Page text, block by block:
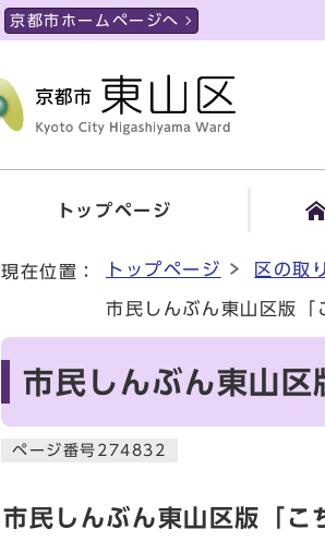
京都市ホームページへ
トップページ
現在位置： トップページ 区の取
市民しんぶん東山区版
市民しんぶん東山
ページ番号274832
市民しんぶん東山区版「こ